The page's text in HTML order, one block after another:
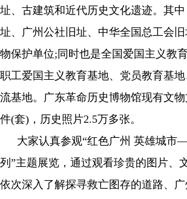
址、古建筑和近代历史文化遗迹。其
址、广州公社旧址、中华全国总工会
物保护单位;同时也是全国爱国主义教
职工爱国主义教育基地、党员教育基
流基地。广东革命历史博物馆现有文
件(套)，历史照片2.5万多张。
大家认真参观“红色广州 英雄城市
列”主题展览，通过观看珍贵的图片、
依次深入了解探寻救亡图存的道路、